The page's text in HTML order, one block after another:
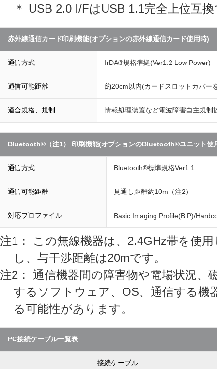
＊ USB 2.0 I/FはUSB 1.1完全上位互
赤外線通信カード印刷機能(オプションの赤外線通信カード使用時)
通信方式 IrDA®規格準拠(Ver1.2 Low Power)
通信可能距離 約20cm以内(カードスロットカバー
適合規格、規制 情報処理装置など電波障害自主規制
Bluetooth®（注1） 印刷機能(オプションのBluetooth®ユニット使
通信方式 Bluetooth®標準規格Ver1.1
通信可能距離 見通し距離約10m（注2）
対応プロファイル Basic Imaging Profile(BIP)/
注1： この無線機器は、2.4GHz帯を使
し、与干渉距離は20mです。
注2： 通信機器間の障害物や電場状況、
するソフトウェア、OS、通信する機
る可能性があります。
PC接続ケーブル一覧表
接続ケーブル